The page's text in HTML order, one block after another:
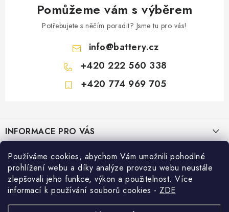
Používáme cookies, abychom Vám umožnili pohodlné
prohlížení webu a díky analýze provozu webu neustále
zlepšovali jeho funkce, výkon a použitelnost. Více
informací k používání souborů cookies - ZDE
Pomůžeme vám s výběrem
Potřebujete s něčím poradit? Jsme tu pro vás!
info@battery.cz
+420 222 560 338
+420 774 969 705
pINFORMACE PRO VÁS
KONTAKTY
POŠTOVNÉ A DOPRAVA
KONFIGURÁTOR AUTOBATERIÍ
PRODEJNY BATTERY.CZ
Prodejna Brno - Pražákova ul.
Prodejna Praha - Brožíkova ul.
Konfigurátor AUTOBATERIE
Konfigurátor AUTOBATERIE